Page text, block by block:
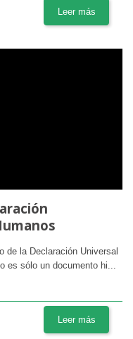
Leer más
de la Declaración Universal
es sólo un documento hi...
Leer más